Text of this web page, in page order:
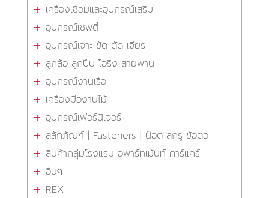
เครื่องเชื่อมและอุปกรณ์เสริม
อุปกรณ์เซฟตี้
อุปกรณ์เจาะ-ขัด-ตัด-เจียร
ลูกล้อ-ลูกปืน-โอริง-สายพาน
อุปกรณ์งานเรือ
เครื่องมืองานไม้
อุปกรณ์เฟอร์นิเจอร์
สลักภัณฑ์ | Fasteners | น๊อต-สกรู-ข้อต่อ
สินค้ากลุ่มโรงแรม อพาร์ทเม้นท์ คาร์แคร์
อื่นๆ
REX